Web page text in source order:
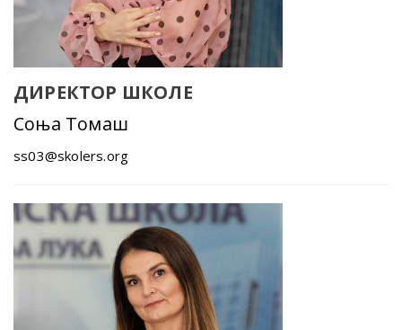
ДИРЕКТОР ШКОЛЕ
Соња Томаш
ss03@skolers.org